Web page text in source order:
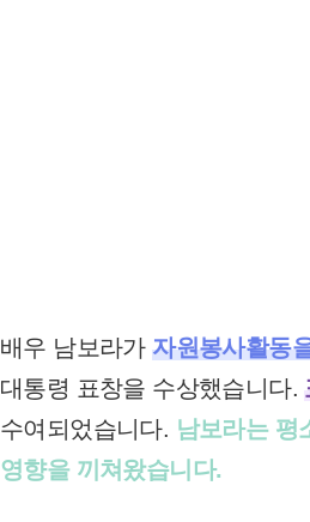
배우 남보라가자원봉사활동
대통령 표창을 수상했습니다.
수여되었습니다. 남보라는 평
영향을 끼쳐왔습니다.